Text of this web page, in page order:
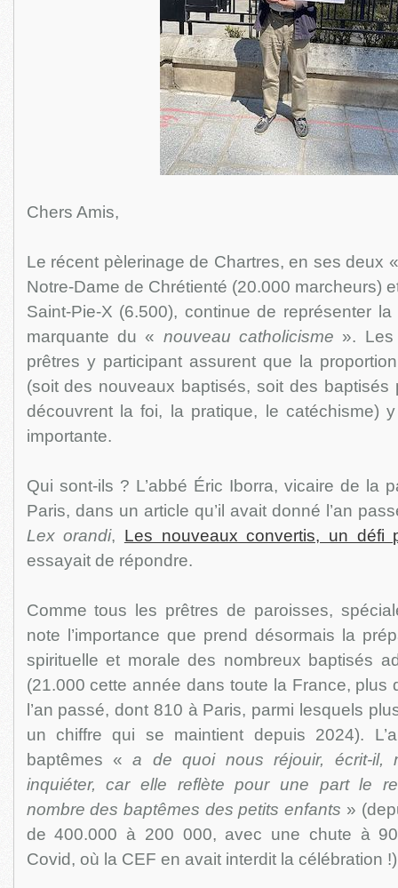
Chers Amis,
Le récent pèlerinage de Chartres, en ses deux
Notre-Dame de Chrétienté (20.000 marcheurs)
Saint-Pie-X (6.500), continue de représenter
marquante du « nouveau catholicisme ». Les
prêtres y participant assurent que la
(soit des nouveaux baptisés, soit des baptisés
découvrent la foi, la pratique, le catéchisme)
importante.
Qui sont-ils ? L’abbé Éric Iborra, vicaire de la
Paris, dans un article qu’il avait donné l’an
Lex orandi, Les nouveaux convertis, un défi
essayait de répondre.
Comme tous les prêtres de paroisses,
note l’importance que prend désormais la
spirituelle et morale des nombreux baptisés
(21.000 cette année dans toute la France, plus
l’an passé, dont 810 à Paris, parmi lesquels
un chiffre qui se maintient depuis 2024).
baptêmes «a de quoi nous réjouir, écrit-il,
inquiéter, car elle reflète pour une part le
nombre des baptêmes des petits enfants »
de 400.000 à 200 000, avec une chute à
Covid, où la CEF en avait interdit la célébration !)